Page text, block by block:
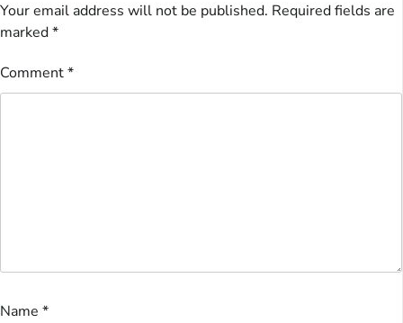
Your email address will not be published. Required fields are
marked*
Comment*
Name *